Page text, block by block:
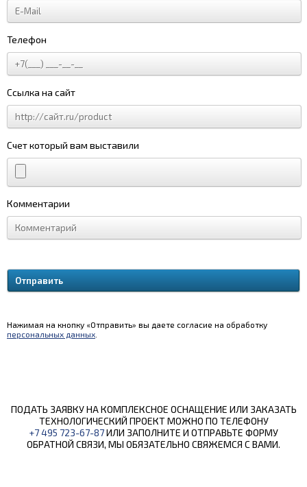
Телефон
Ссылка на сайт
Счет который вам выставили
Комментарии
Нажимая на кнопку «Отправить» вы даете согласие на обработку
персональных данных
ПОДАТЬ ЗАЯВКУ НА КОМПЛЕКСНОЕ ОСНАЩЕНИЕ ИЛИ ЗАКАЗАТЬ
ТЕХНОЛОГИЧЕСКИЙ ПРОЕКТ МОЖНО ПО ТЕЛЕФОНУ
+7 495 723-67-87ИЛИ ЗАПОЛНИТЕ И ОТПРАВЬТЕ ФОРМУ
ОБРАТНОЙ СВЯЗИ, МЫ ОБЯЗАТЕЛЬНО СВЯЖЕМСЯ С ВАМИ.